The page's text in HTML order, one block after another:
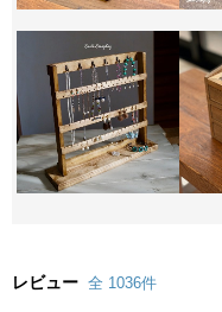
レビュー 全 1036件